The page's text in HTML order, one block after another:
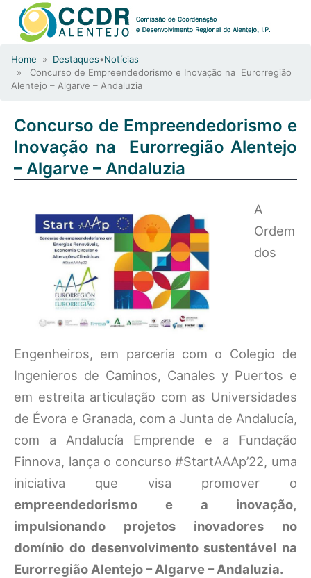
Home » Destaques•Notícias
» Concurso de Empreendedorismo e Inovação na Eurorregião
Alentejo – Algarve – Andaluzia
Concurso de Empreendedorismo e
Inovação na Eurorregião Alentejo
– Algarve – Andaluzia
A
Ordem
dos
Engenheiros, em parceria com o Colegio de
Ingenieros de Caminos, Canales y Puertos e
em estreita articulação com as Universidades
de Évora e Granada, com a Junta de Andalucía,
com a Andalucía Emprende e a Fundação
Finnova, lança o concurso #StartAAAp’22, uma
iniciativa que visa promover o
empreendedorismo e a inovação,
impulsionando projetos inovadores no
domínio do desenvolvimento sustentável na
Eurorregião Alentejo – Algarve – Andaluzia.